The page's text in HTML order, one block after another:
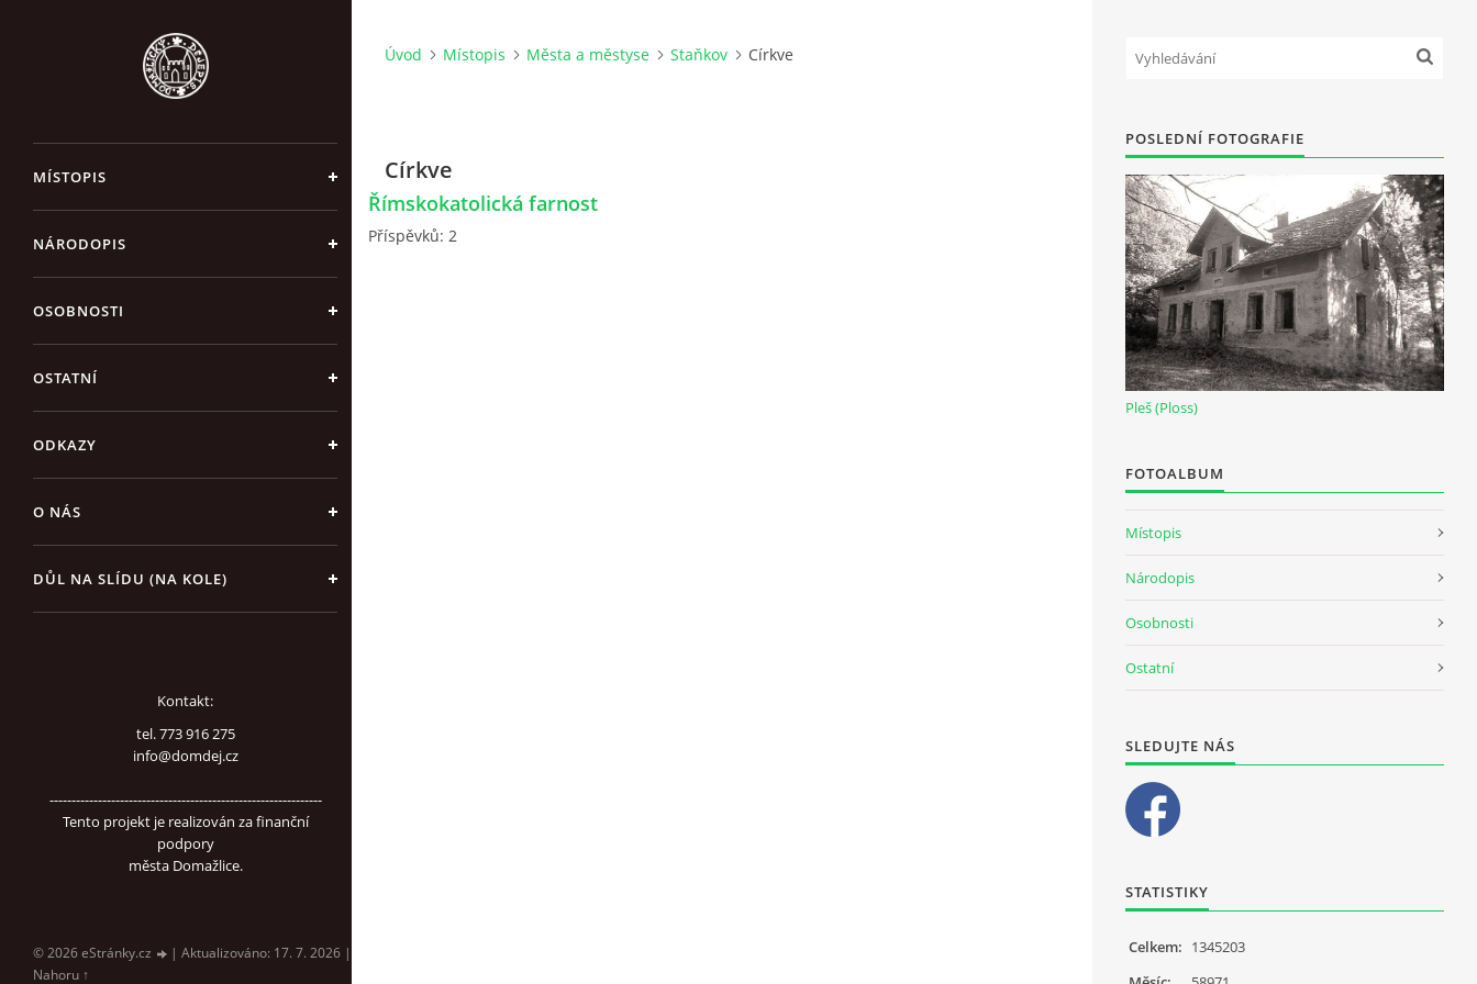
MÍSTOPIS
NÁRODOPIS
OSOBNOSTI
OSTATNÍ
ODKAZY
O NÁS
DŮL NA SLÍDU (NA KOLE)
Kontakt:
tel. 773 916 275
info@domdej.cz
--------------------------------------------------------------
Tento projekt je realizován za finanční
podpory
města Domažlice.
© 2026 eStránky.cz | Aktualizováno: 17. 7. 2026 |
Nahoru ↑
Úvod Místopis Města a městyse Staňkov Církve
Církve
Římskokatolická farnost
Příspěvků: 2
POSLEDNÍ FOTOGRAFIE
Pleš (Ploss)
FOTOALBUM
Místopis
Národopis
Osobnosti
Ostatní
SLEDUJTE NÁS
STATISTIKY
Celkem: 1345203